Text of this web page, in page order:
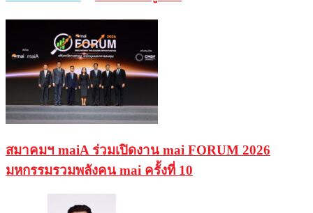
สมาคมฯ maiA ร่วมเปิดงาน mai FORUM 2026
มหกรรมรวมพลังคน mai ครั้งที่ 10